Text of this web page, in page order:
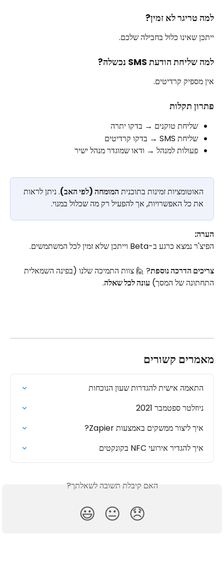
למה טריגר לא זמין?
ייתכן שאינו כלול בחבילה שלכם.
למה שליחת הודעת SMS נכשלה?
אין מספיק קרדיטים.
פתרון תקלות
שליחת טוקנים → בדקו יתרה
שליחת SMS → בדקו קרדיטים
פעולות למנהל → ודאו שמוגדר מנהל ישיר
האוטומציות זמינות בתוכנית המומחה (לפי האב). ניתן לראות
את כל האפשרויות, אך להפעיל רק מה שכלול במנוי.
הערה:
הפיצ'ר נמצא כרגע ב-Beta וייתכן שלא זמין לכל המשתמשים.
צריכים הדרכה נוספת? 🙋 צוות התמיכה שלנו (בפינה השמאלית
התחתונה של המסך) עונה לכל שאלה.
מאמרים קשורים
התאמה אישית להגדרות שעון הנוכחות
ניוזלטר ספטמבר 2021
איך ליצור ממשקים באמצעות Zapier?
איך להגדיר אירועי NFC בקונקטים
האם קיבלת תשובה לשאלתך?
😞
😐
😃